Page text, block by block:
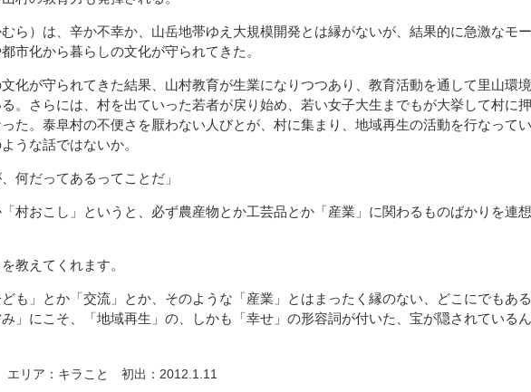
ら）は、辛か不幸か、山岳地帯ゆえ大規模開発とは縁がないが、結果的に急激なモー
市化から暮らしの文化が守られてきた。
化が守られてきた結果、山村教育が生業になりつつあり、教育活動を通して里山環境
。さらには、村を出ていった若者が戻り始め、若い女子大生までもが大挙して村に押
た。泰阜村の不便さを厭わない人びとが、村に集まり、地域再生の活動を行なってい
うな話ではないか。
何だってあるってことだ」
「村おこし」というと、必ず農産物とか工芸品とか「産業」に関わるものばかりを連想
教えてくれます。
ども」とか「交流」とか、そのような「産業」とはまったく縁のない、どこにでもある
」にこそ、「地域再生」の、しかも「幸せ」の形容詞が付いた、宝が隠されているん
リア：キラこと 初出：2012.1.11